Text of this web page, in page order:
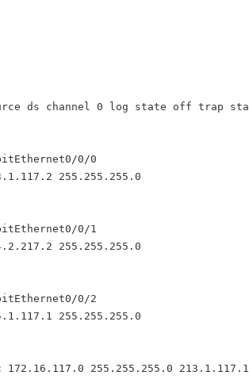
ds channel 0 log state off trap
0/0
255.255.255.0
0/1
255.255.255.0
0/2
255.255.255.0
255.255.255.0 213.1.117.1